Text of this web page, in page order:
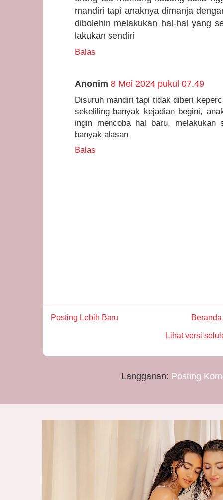
mandiri tapi anaknya dimanja
dibolehin melakukan hal-hal yang
lakukan sendiri
Balas
Anonim 8 Mei 2024 pukul 07.49
Disuruh mandiri tapi tidak diberi
sekeliling banyak kejadian begini,
ingin mencoba hal baru, melakukan
banyak alasan
Balas
Posting Lebih Baru Beranda
Lihat versi
Langganan: Posting